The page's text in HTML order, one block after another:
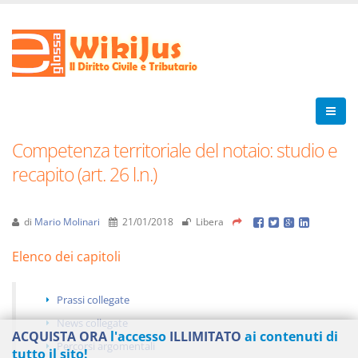
Competenza territoriale del notaio: studio e
recapito (art. 26 l.n.)
di Mario Molinari 21/01/2018 Libera
Elenco dei capitoli
Prassi collegate
News collegate
Percorsi argomentali
ACQUISTA ORA l'accesso ILLIMITATO ai contenuti di
tutto il sito!